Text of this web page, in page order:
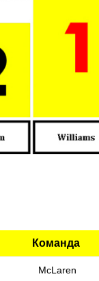
Команда
McLaren